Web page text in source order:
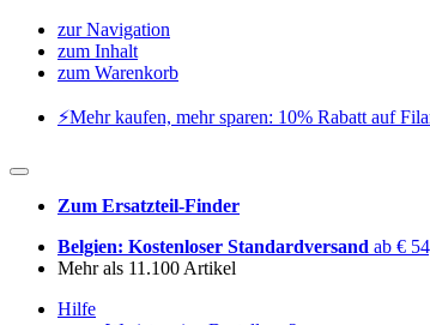
zur Navigation
zum Inhalt
zum Warenkorb
⚡️Mehr kaufen, mehr sparen: 10% Rabatt auf
Zum Ersatzteil-Finder
Belgien: Kostenloser Standardversand ab €
Mehr als 11.100 Artikel
Hilfe